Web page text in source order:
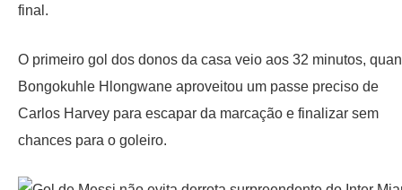
final.
O primeiro gol dos donos da casa veio aos 32 minutos,
Bongokuhle Hlongwane aproveitou um passe preciso de
Carlos Harvey para escapar da marcação e finalizar sem
chances para o goleiro.